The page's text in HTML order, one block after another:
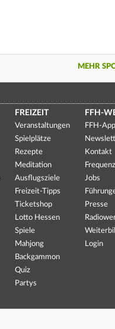
MEHR
FREIZEIT
Veranstaltungen
Spielplätze
Rezepte
Meditation
Ausflugsziele
Freizeit-Tipps
Ticketshop
Lotto Hessen
Spiele
Mahjong
Backgammon
Quiz
Partys
FFH-
FFH-App
Kontakt
Jobs
Presse
Login